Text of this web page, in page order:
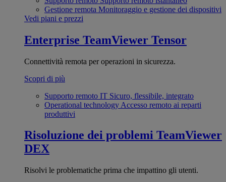
Gestione remota Monitoraggio e gestione dei dispositivi
Vedi piani e prezzi
Enterprise TeamViewer Tensor
Connettività remota per operazioni in sicurezza.
Scopri di più
Supporto remoto IT Sicuro, flessibile, integrato
Operational technology Accesso remoto ai reparti
produttivi
Risoluzione dei problemi TeamViewer
DEX
Risolvi le problematiche prima che impattino gli utenti.